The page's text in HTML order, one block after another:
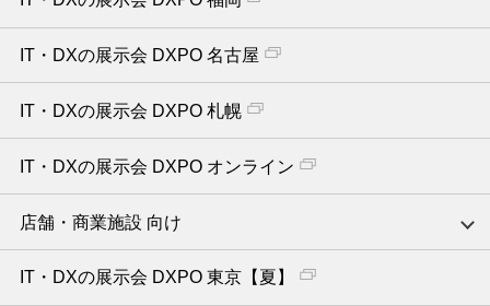
IT・DXの展示会 DXPO 名古屋
IT・DXの展示会 DXPO 札幌
IT・DXの展示会 DXPO オンライン
店舗・商業施設 向け
IT・DXの展示会 DXPO 東京【夏】